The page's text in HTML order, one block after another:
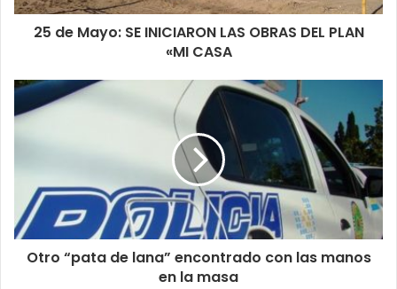
25 de Mayo: SE INICIARON LAS OBRAS DEL PLAN
«MI CASA
Otro “pata de lana” encontrado con las manos
en la masa